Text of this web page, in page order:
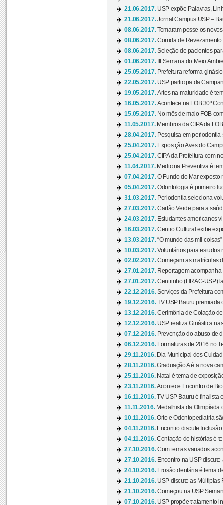
21.06.2017. USP expõe Palavras,
21.06.2017.Jornal Campus USP –
08.06.2017.Tomaram posse os
08.06.2017.Corrida de Revezamento
08.06.2017.Seleção de pacientes
01.06.2017.
III Semana do Meio
25.05.2017. Prefeitura reforma
22.05.2017. USP participa da
19.05.2017.Artes na maturidade é
16.05.2017.Acontece na FOB 30º
15.05.2017. No mês de maio FOB
11.05.2017. Membros da CIPA da
28.04.2017. Pesquisa em periodontia
25.04.2017. Exposição Aves do
25.04.2017.CIPA da Prefeitura com
11.04.2017. Medicina Preventiva é
07.04.2017.O Fundo do Mar exposto
05.04.2017.Odontologia é primeiro
31.03.2017. Periodontia seleciona
27.03.2017.Cartão Verde para a
24.03.2017. Estudantes americanos
16.03.2017.Centro Cultural exibe
13.03.2017.“O mundo das mil-
10.03.2017.Voluntários para estudos
02.02.2017.Começam as matrículas
27.01.2017. Reportagem
27.01.2017.Centrinho (HRAC-USP)
22.12.2016.Serviços da Prefeitura
19.12.2016.TV USP Bauru premiada
13.12.2016.Cerimônia de Colação
12.12.2016. USP realiza Ginástica
07.12.2016. Prevenção do abuso de
06.12.2016. Formaturas de 2016 no
29.11.2016. Dia Municipal dos
28.11.2016.Graduação A é a nova
25.11.2016. Natal é tema de
23.11.2016.Acontece Encontro de
16.11.2016.TV USP Bauru é finalista
11.11.2016. Medalhista da Olimpíada
10.11.2016.Orto e Odontopediatria
04.11.2016. Encontro discute
04.11.2016.Contação de histórias é
27.10.2016.Com temas variados
27.10.2016. Encontro na USP discute
24.10.2016. Erosão dentária é tema
21.10.2016. USP discute as Múltiplas
21.10.2016.Começou na USP
07.10.2016. USP propõe tratamento